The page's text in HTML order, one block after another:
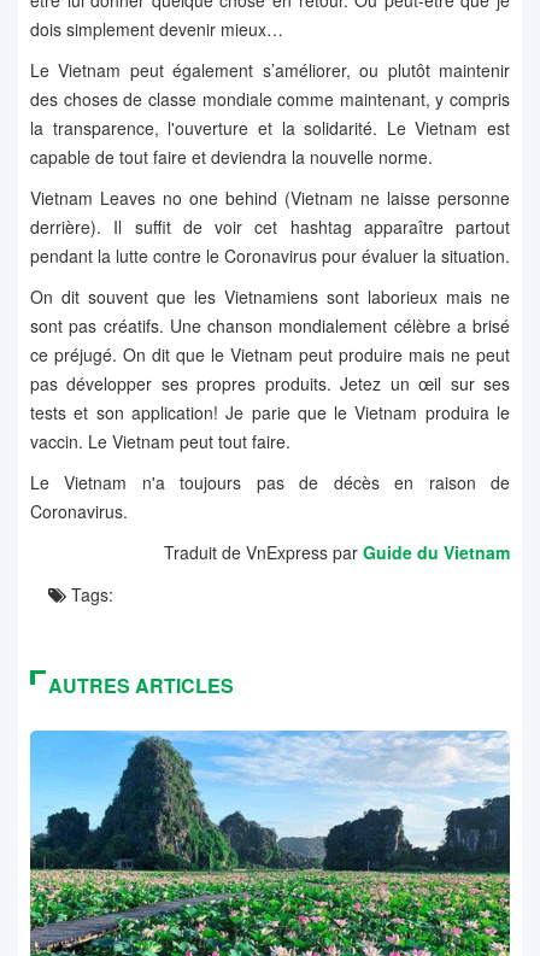
dois simplement devenir mieux…
Le Vietnam peut également s’améliorer, ou plutôt maintenir
des choses de classe mondiale comme maintenant, y compris
la transparence, l'ouverture et la solidarité. Le Vietnam est
capable de tout faire et deviendra la nouvelle norme.
Vietnam Leaves no one behind (Vietnam ne laisse personne
derrière). Il suffit de voir cet hashtag apparaître partout
pendant la lutte contre le Coronavirus pour évaluer la situation.
On dit souvent que les Vietnamiens sont laborieux mais ne
sont pas créatifs. Une chanson mondialement célèbre a brisé
ce préjugé. On dit que le Vietnam peut produire mais ne peut
pas développer ses propres produits. Jetez un œil sur ses
tests et son application! Je parie que le Vietnam produira le
vaccin. Le Vietnam peut tout faire.
Le Vietnam n'a toujours pas de décès en raison de
Coronavirus.
Traduit de VnExpress par Guide du Vietnam
Tags:
AUTRES ARTICLES